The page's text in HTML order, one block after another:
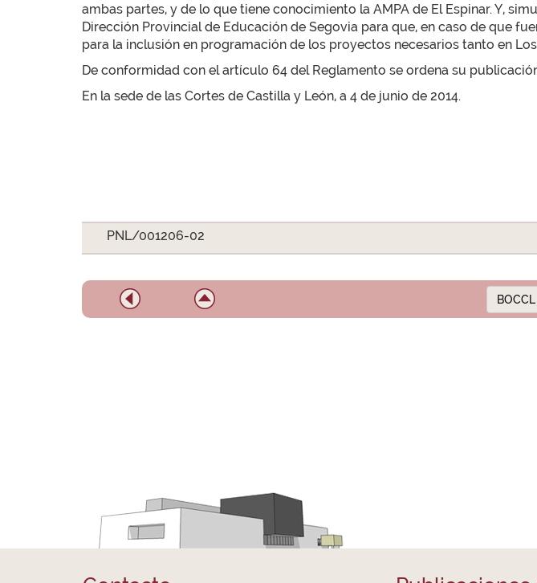
ambas partes, y de lo que tiene conocimiento la AMPA de El Espinar. Y,
Dirección Provincial de Educación de Segovia para que, en caso de que
para la inclusión en programación de los proyectos necesarios tanto en
De conformidad con el artículo 64 del Reglamento se ordena su
En la sede de las Cortes de Castilla y León, a 4 de junio de 2014.
PNL/001206-02